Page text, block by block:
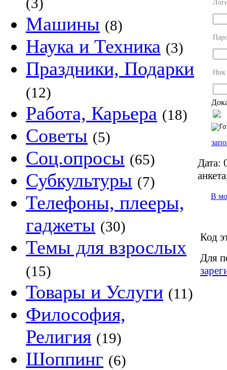
Машины (8)
Наука и Техника (3)
Праздники, Подарки
(12)
Работа, Карьера (18)
Советы (5)
Соц.опросы (65)
Субкультуры (7)
Телефоны, плееры,
гаджеты (30)
Темы для взрослых
(15)
Товары и Услуги (11)
Философия,
Религия (19)
Шоппинг (6)
Ник
Дата:
В
Код
Для